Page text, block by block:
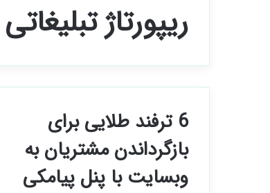
ریپورتاژ تبلیغاتی
6 ترفند طلایی برای
بازگرداندن مشتریان به
وبسایت با پنل پیامکی